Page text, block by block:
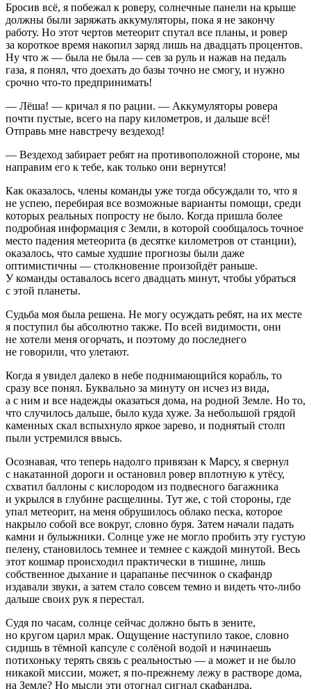
Бросив всё, я побежал к роверу, солнечные панели на крыше
должны были заряжать аккумуляторы, пока я не закончу
работу. Но этот чертов метеорит спутал все планы, и ровер
за короткое время накопил заряд лишь на двадцать процентов.
Ну что ж — была не была — сев за руль и нажав на педаль
газа, я понял, что доехать до базы точно не смогу, и нужно
срочно что-то предпринимать!
— Лёша! — кричал я по рации. — Аккумуляторы ровера
почти пустые, всего на пару километров, и дальше всё!
Отправь мне навстречу вездеход!
— Вездеход забирает ребят на противоположной стороне, мы
направим его к тебе, как только они вернутся!
Как оказалось, члены команды уже тогда обсуждали то, что я
не успею, перебирая все возможные варианты помощи, среди
которых реальных попросту не было. Когда пришла более
подробная информация с Земли, в которой сообщалось точное
место падения метеорита (в десятке километров от станции),
оказалось, что самые худшие прогнозы были даже
оптимистичны — столкновение произойдёт раньше.
У команды оставалось всего двадцать минут, чтобы убраться
с этой планеты.
Судьба моя была решена. Не могу осуждать ребят, на их месте
я поступил бы абсолютно также. По всей видимости, они
не хотели меня огорчать, и поэтому до последнего
не говорили, что улетают.
Когда я увидел далеко в небе поднимающийся корабль, то
сразу все понял. Буквально за минуту он исчез из вида,
а с ним и все надежды оказаться дома, на родной Земле. Но то,
что случилось дальше, было куда хуже. За небольшой грядой
каменных скал вспыхнуло яркое зарево, и поднятый столп
пыли устремился ввысь.
Осознавая, что теперь надолго привязан к Марсу, я свернул
с накатанной дороги и остановил ровер вплотную к утёсу,
схватил баллоны с кислородом из подвесного багажника
и укрылся в глубине расщелины. Тут же, с той стороны, где
упал метеорит, на меня обрушилось облако песка, которое
накрыло собой все вокруг, словно буря. Затем начали падать
камни и булыжники. Солнце уже не могло пробить эту густую
пелену, становилось темнее и темнее с каждой минутой. Весь
этот кошмар происходил практически в тишине, лишь
собственное дыхание и царапанье песчинок о скафандр
издавали звуки, а затем стало совсем темно и видеть что-либо
дальше своих рук я перестал.
Судя по часам, солнце сейчас должно быть в зените,
но кругом царил мрак. Ощущение наступило такое, словно
сидишь в тёмной капсуле с солёной водой и начинаешь
потихоньку терять связь с реальностью — а может и не было
никакой миссии, может, я по-прежнему лежу в растворе дома,
на Земле? Но мысли эти отогнал сигнал скафандра,